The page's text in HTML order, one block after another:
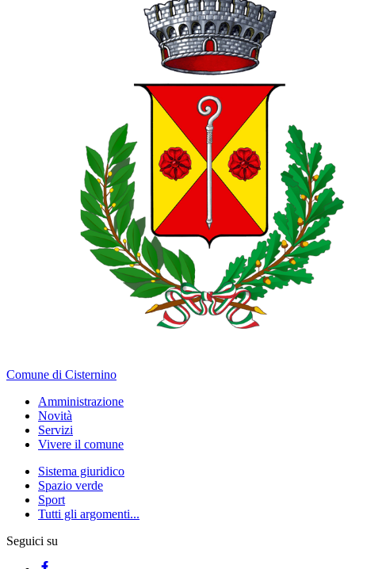
Comune di Cisternino
Amministrazione
Novità
Servizi
Vivere il comune
Sistema giuridico
Spazio verde
Sport
Tutti gli argomenti...
Seguici su